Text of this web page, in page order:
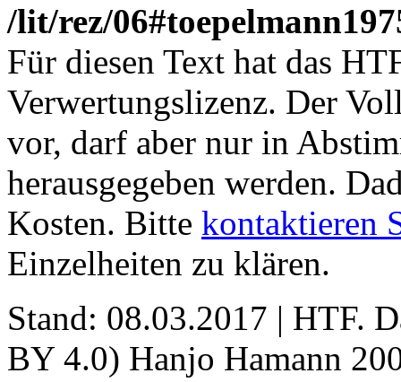
/lit/rez/
Für diesen Text hat das
Verwertungslizenz. Der
vor, darf aber nur in
herausgegeben werden.
Kosten. Bitte kontaktieren
Einzelheiten zu klären.
Stand: 08.03.2017 | HTF.
BY 4.0) Hanjo Hamann